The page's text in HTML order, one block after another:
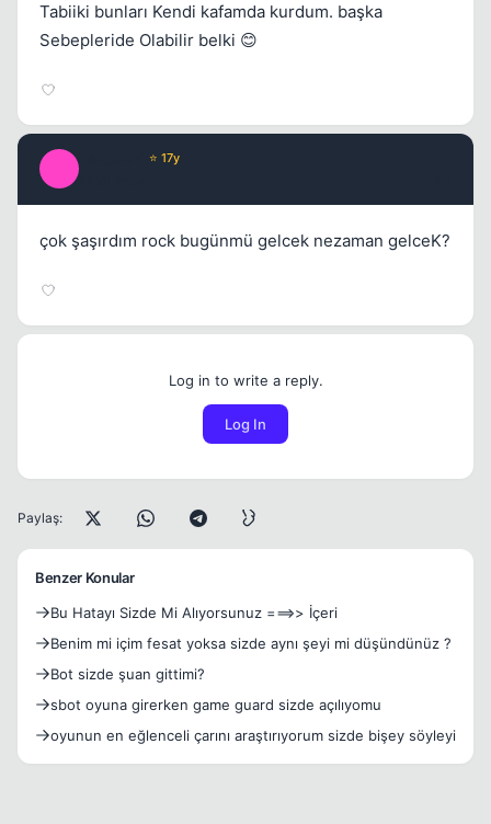
Tabiiki bunları Kendi kafamda kurdum. başka
Sebepleride Olabilir belki 😊
⭐ 17y
çok şaşırdım rock bugünmü gelcek nezaman gelceK?
Log in to write a reply.
Log In
Paylaş:
Benzer Konular
Bu Hatayı Sizde Mi Alıyorsunuz ===>> İçeri
Benim mi içim fesat yoksa sizde aynı şeyi mi düşündünüz ?
Bot sizde şuan gittimi?
sbot oyuna girerken game guard sizde açılıyomu
oyunun en eğlenceli çarını araştırıyorum sizde bişey söyleyi